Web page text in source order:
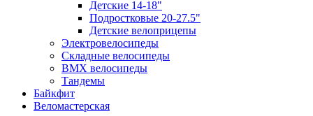
Детские 14-18"
Подростковые 20-27.5"
Детские велоприцепы
Электровелосипеды
Складные велосипеды
BMX велосипеды
Тандемы
Байкфит
Веломастерская